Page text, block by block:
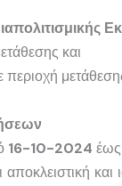
και
16-10-2024 έως
και